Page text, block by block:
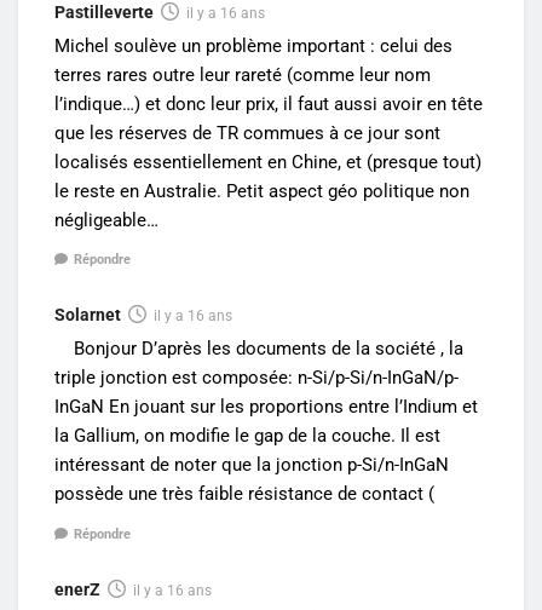
Pastilleverte il y a 16 ans
Michel soulève un problème important : celui des
terres rares outre leur rareté (comme leur nom
l’indique…) et donc leur prix, il faut aussi avoir en tête
que les réserves de TR commues à ce jour sont
localisés essentiellement en Chine, et (presque tout)
le reste en Australie. Petit aspect géo politique non
négligeable…
Répondre
Solarnet il y a 16 ans
Bonjour D’après les documents de la société , la
triple jonction est composée: n-Si/p-Si/n-InGaN/p-
InGaN En jouant sur les proportions entre l’Indium et
la Gallium, on modifie le gap de la couche. Il est
intéressant de noter que la jonction p-Si/n-InGaN
possède une très faible résistance de contact (
Répondre
enerZ il y a 16 ans